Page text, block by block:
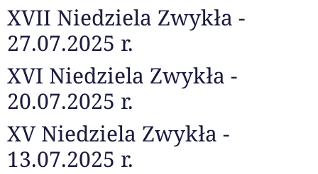
XVII Niedziela Zwykła -
27.07.2025 r.
XVI Niedziela Zwykła -
20.07.2025 r.
XV Niedziela Zwykła -
13.07.2025 r.